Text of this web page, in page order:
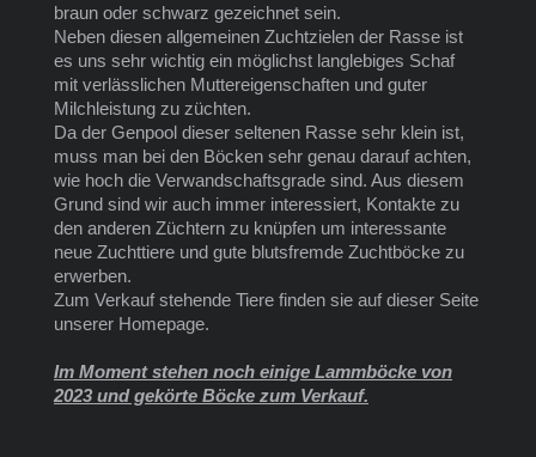
braun oder schwarz gezeichnet sein.
Neben diesen allgemeinen Zuchtzielen der Rasse ist
es uns sehr wichtig ein möglichst langlebiges Schaf
mit verlässlichen Muttereigenschaften und guter
Milchleistung zu züchten.
Da der Genpool dieser seltenen Rasse sehr klein ist,
muss man bei den Böcken sehr genau darauf achten,
wie hoch die Verwandschaftsgrade sind. Aus diesem
Grund sind wir auch immer interessiert, Kontakte zu
den anderen Züchtern zu knüpfen um interessante
neue Zuchttiere und gute blutsfremde Zuchtböcke zu
erwerben.
Zum Verkauf stehende Tiere finden sie auf dieser Seite
unserer Homepage.
Im Moment stehen noch einige Lammböcke von
2023 und gekörte Böcke zum Verkauf.